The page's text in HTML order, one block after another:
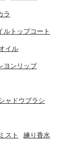
ラ
ルトップコート
イル
ヨンリップ
ャドウブラシ
スト 練り香水